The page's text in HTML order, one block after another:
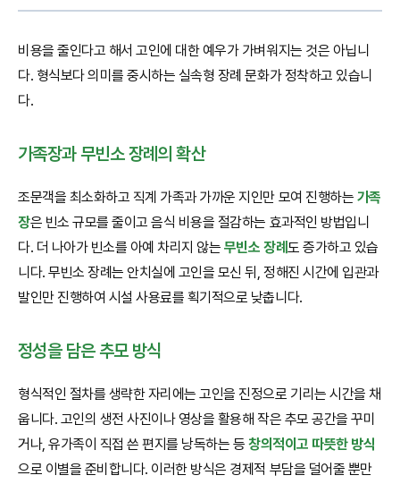
비용을 줄인다고 해서 고인에 대한 예우가 가벼워지는 것은 아닙니
다. 형식보다 의미를 중시하는 실속형 장례 문화가 정착하고 있습니
다.
가족장과 무빈소 장례의 확산
조문객을 최소화하고 직계 가족과 가까운 지인만 모여 진행하는 가족
장은 빈소 규모를 줄이고 음식 비용을 절감하는 효과적인 방법입니
다. 더 나아가 빈소를 아예 차리지 않는 무빈소 장례도 증가하고 있습
니다. 무빈소 장례는 안치실에 고인을 모신 뒤, 정해진 시간에 입관과
발인만 진행하여 시설 사용료를 획기적으로 낮춥니다.
정성을 담은 추모 방식
형식적인 절차를 생략한 자리에는 고인을 진정으로 기리는 시간을 채
웁니다. 고인의 생전 사진이나 영상을 활용해 작은 추모 공간을 꾸미
거나, 유가족이 직접 쓴 편지를 낭독하는 등창의적이고 따뜻한 방식
으로 이별을 준비합니다. 이러한 방식은 경제적 부담을 덜어줄 뿐만